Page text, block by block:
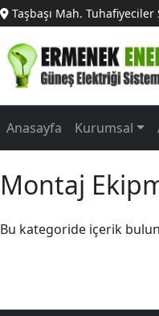
Taşbaşı Mah.
Anasayfa Kurumsal
Montaj
Bu kategoride içerik